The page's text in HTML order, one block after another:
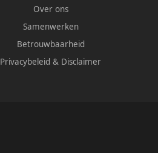
Over ons
Samenwerken
Betrouwbaarheid
Privacybeleid & Disclaimer